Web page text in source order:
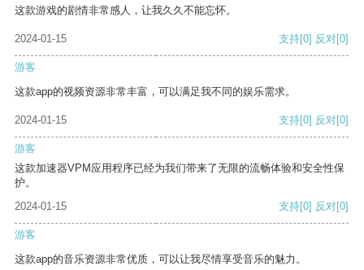
这款游戏的剧情非常感人，让我久久不能忘怀。
2024-01-15 支持[0] 反对[0]
游客
这款app的视频资源非常丰富，可以满足我不同的娱乐需求。
2024-01-15 支持[0] 反对[0]
游客
这款加速器VPM应用程序已经为我们带来了无限的流畅体验和安全性保
护。
2024-01-15
支持[0] 反对[0]
游客
这款app的音乐资源非常优质，可以让我尽情享受音乐的魅力。